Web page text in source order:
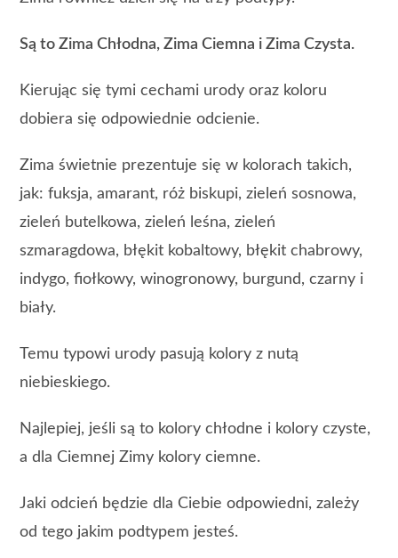
Są to Zima Chłodna, Zima Ciemna i Zima Czysta.
Kierując się tymi cechami urody oraz koloru
dobiera się odpowiednie odcienie.
Zima świetnie prezentuje się w kolorach takich,
jak: fuksja, amarant, róż biskupi, zieleń sosnowa,
zieleń butelkowa, zieleń leśna, zieleń
szmaragdowa, błękit kobaltowy, błękit chabrowy,
indygo, fiołkowy, winogronowy, burgund, czarny i
biały.
Temu typowi urody pasują kolory z nutą
niebieskiego.
Najlepiej, jeśli są to kolory chłodne i kolory czyste,
a dla Ciemnej Zimy kolory ciemne.
Jaki odcień będzie dla Ciebie odpowiedni, zależy
od tego jakim podtypem jesteś.